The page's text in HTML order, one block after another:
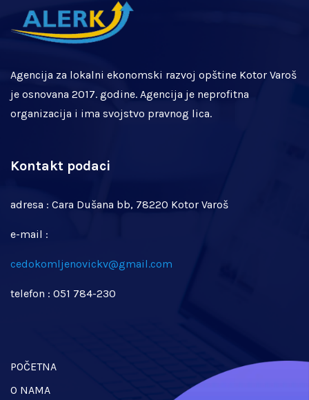
Agencija za lokalni ekonomski razvoj opštine Kotor Varoš
je osnovana 2017. godine. Agencija je neprofitna
organizacija i ima svojstvo pravnog lica.
Kontakt podaci
adresa : Cara Dušana bb, 78220 Kotor Varoš
e-mail :
cedokomljenovickv@gmail.com
telefon : 051 784-230
POČETNA
O NAMA